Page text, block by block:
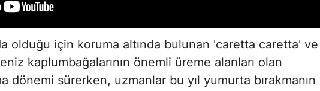
olduğu için koruma altında bulunan 'caretta caretta' ve
kaplumbağalarının önemli üreme alanları olan
dönemi sürerken, uzmanlar bu yıl yumurta bırakmanın